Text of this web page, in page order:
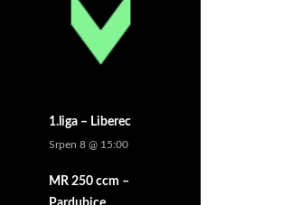
1.liga – Liberec
Srpen 8 @ 15:00
MR 250 ccm –